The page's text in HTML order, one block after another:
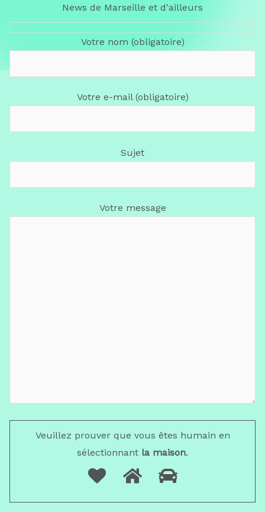
News de Marseille et d'ailleurs
Votre nom (obligatoire)
Votre e-mail (obligatoire)
Sujet
Votre message
Veuillez prouver que vous êtes humain en
sélectionnant la maison.